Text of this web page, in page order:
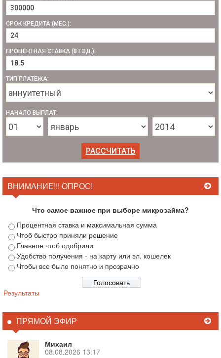
СРОК КРЕДИТА (МЕС.):
ПРОЦЕНТНАЯ СТАВКА (В ГОД.):
ТИП ПЛАТЕЖА:
НАЧАЛО ВЫПЛАТ:
ВНИМАНИЕ!!! ОПРОС!
Что самое важное при выборе микрозайма?
Процентная ставка и максимальная сумма
Чтоб быстро приняли решение
Главное чтоб одобрили
Удобство получения - на карту или эл. кошелек
Чтобы все было понятно и прозрачно
Результаты
ПРЯМОЙ ЭФИР
Михаил
08.08.2026 13:17